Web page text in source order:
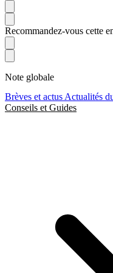
Brèves et actus Actualités
Conseils et Guides
Recommandez-vous cette
Note globale